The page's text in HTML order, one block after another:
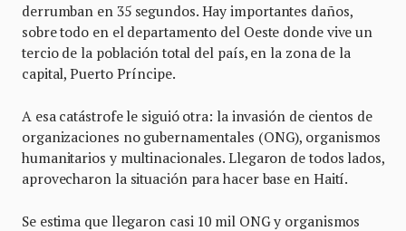
derrumban en 35 segundos. Hay importantes daños,
sobre todo en el departamento del Oeste donde vive un
tercio de la población total del país, en la zona de la
capital, Puerto Príncipe.
A esa catástrofe le siguió otra: la invasión de cientos de
organizaciones no gubernamentales (ONG), organismos
humanitarios y multinacionales. Llegaron de todos lados,
aprovecharon la situación para hacer base en Haití.
Se estima que llegaron casi 10 mil ONG y organismos